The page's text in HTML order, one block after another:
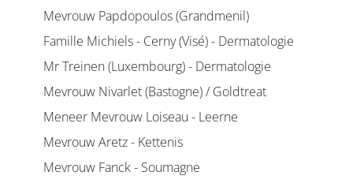
Mevrouw Papdopoulos (Grandmenil)
Famille Michiels - Cerny (Visé) - Dermatologie
Mr Treinen (Luxembourg) - Dermatologie
Mevrouw Nivarlet (Bastogne) / Goldtreat
Meneer Mevrouw Loiseau - Leerne
Mevrouw Aretz - Kettenis
Mevrouw Fanck - Soumagne